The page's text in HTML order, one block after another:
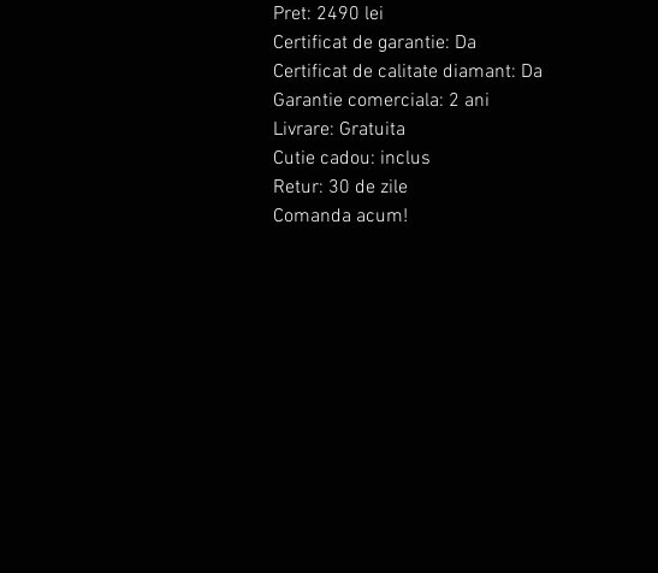
Pret: 2490 lei
Certificat de garantie: Da
Certificat de calitate diamant: Da
Garantie comerciala: 2 ani
Livrare: Gratuita
Cutie cadou: inclus
Retur: 30 de zile
Comanda acum!